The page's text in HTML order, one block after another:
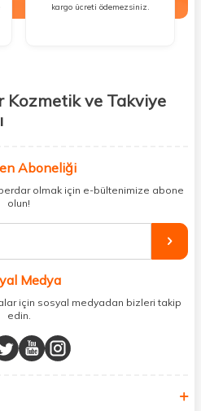
kargo ücreti ödemezsiniz.
Kozmetik ve Takviye
gıda ürünlerini sizlerle
dolaşmanıza gerek yok;
altında topluyor ve kapınıza kadar
ürünleriyle güzelliğinizi tamamlayabilir,
takviye edici gıdalara
fiyat ve hızlı kargo avantajıyla
en iyi hale getiriyoruz.
her şey burada!
için bize katılın!
Aboneliği
olmak için e-bültenimize abone
olun!
Medya
için sosyal medyadan bizleri takip
edin.